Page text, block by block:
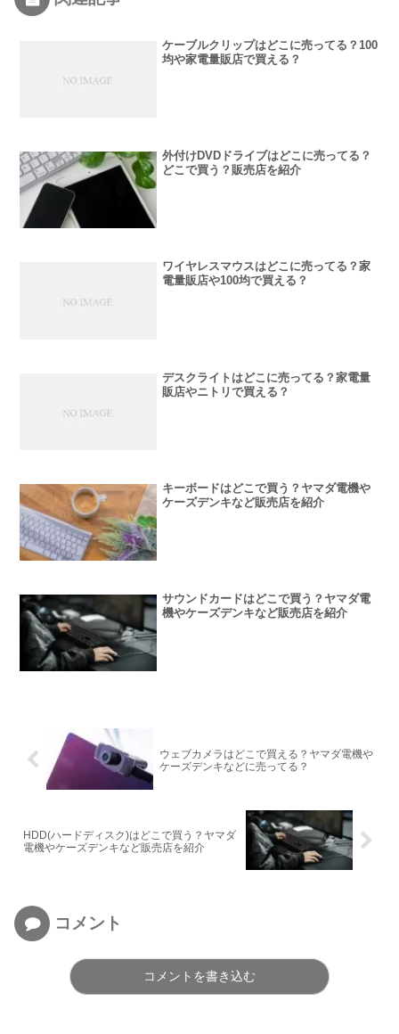
ケーブルクリップはどこに売ってる？100
均や家電量販店で買える？
外付けDVDドライブはどこに売ってる？
どこで買う？販売店を紹介
ワイヤレスマウスはどこに売ってる？家
電量販店や100均で買える？
デスクライトはどこに売ってる？家電量
販店やニトリで買える？
キーボードはどこで買う？ヤマダ電機や
ケーズデンキなど販売店を紹介
サウンドカードはどこで買う？ヤマダ電
機やケーズデンキなど販売店を紹介
ウェブカメラはどこで買える？ヤマダ電機や
ケーズデンキなどに売ってる？
HDD(ハードディスク)はどこで買う？ヤマダ
電機やケーズデンキなど販売店を紹介
コメント
コメントを書き込む